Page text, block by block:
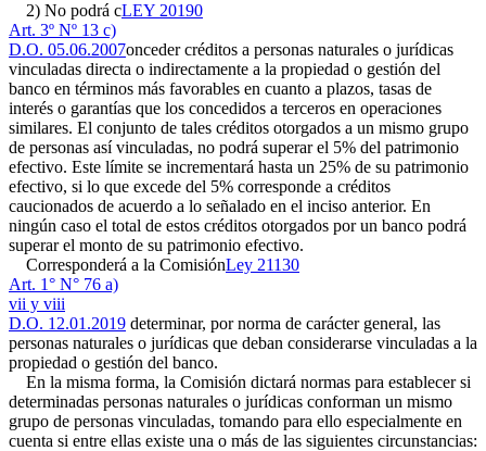
2) No podrá cLEY 20190
Art. 3º Nº 13 c)
D.O. 05.06.2007onceder créditos a personas naturales o jurídicas
vinculadas directa o indirectamente a la propiedad o gestión del
banco en términos más favorables en cuanto a plazos, tasas de
interés o garantías que los concedidos a terceros en operaciones
similares. El conjunto de tales créditos otorgados a un mismo grupo
de personas así vinculadas, no podrá superar el 5% del patrimonio
efectivo. Este límite se incrementará hasta un 25% de su patrimonio
efectivo, si lo que excede del 5% corresponde a créditos
caucionados de acuerdo a lo señalado en el inciso anterior. En
ningún caso el total de estos créditos otorgados por un banco podrá
superar el monto de su patrimonio efectivo.
Corresponderá a la ComisiónLey 21130
Art. 1° N° 76 a)
vii y viii
D.O. 12.01.2019 determinar, por norma de carácter general, las
personas naturales o jurídicas que deban considerarse vinculadas a la
propiedad o gestión del banco.
En la misma forma, la Comisión dictará normas para establecer si
determinadas personas naturales o jurídicas conforman un mismo
grupo de personas vinculadas, tomando para ello especialmente en
cuenta si entre ellas existe una o más de las siguientes circunstancias: